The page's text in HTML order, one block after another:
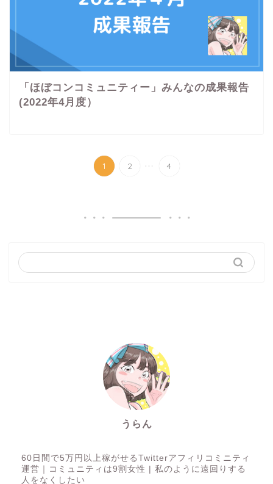
「ほぼコンコミュニティー」みんなの成果報告
(2022年4月度）
1 2 ... 4
うらん
60日間で5万円以上稼がせるTwitterアフィリコミニティ
運営｜コミュニティは9割女性 | 私のように遠回りする
人をなくしたい